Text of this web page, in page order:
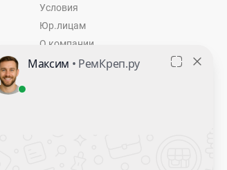
Условия
Юр.лицам
О компании
Контакты